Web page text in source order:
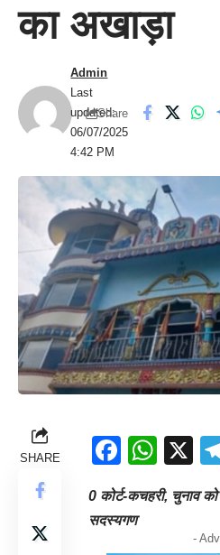
का अखाड़ा
Last
updated:
06/07/2025
4:42 PM
Admin
Share
SHARE X
0 कोर्ट-कचहरी, चुनाव
सदस्यगण
-